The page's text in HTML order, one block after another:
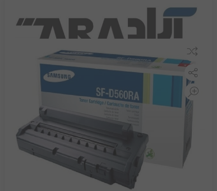
مقایسه کنید